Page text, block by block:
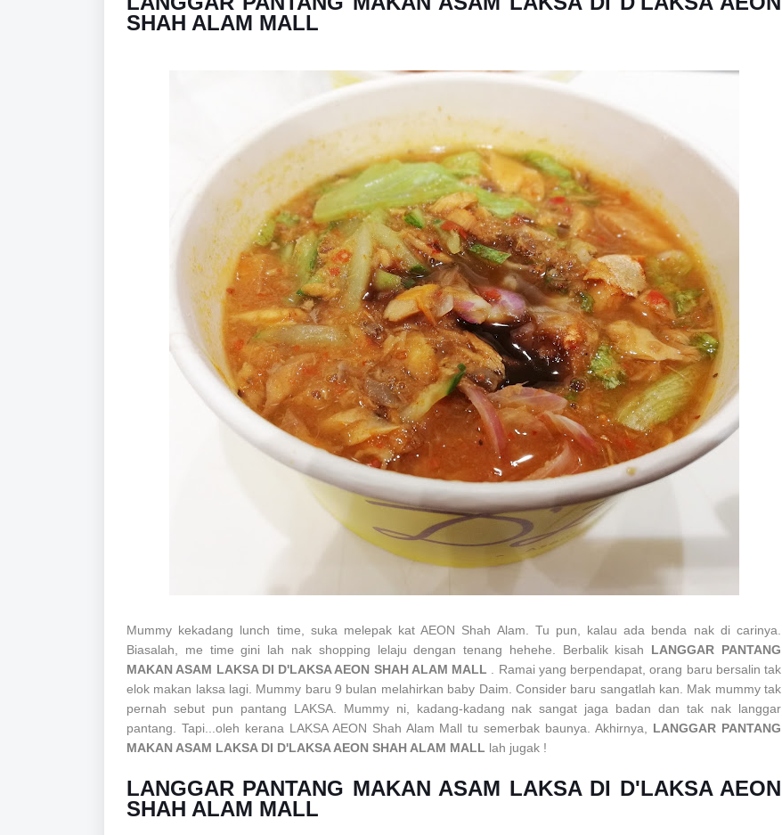
SHAH ALAM MALL
Mummy kekadang lunch time, suka melepak kat AEON Shah Alam. Tu pun, kalau ada benda nak di carinya.
Biasalah, me time gini lah nak shopping lelaju dengan tenang hehehe. Berbalik kisah LANGGAR PANTANG
MAKAN ASAM LAKSA DI D'LAKSA AEON SHAH ALAM MALL . Ramai yang berpendapat, orang baru bersalin tak
elok makan laksa lagi. Mummy baru 9 bulan melahirkan baby Daim. Consider baru sangatlah kan. Mak mummy tak
pernah sebut pun pantang LAKSA. Mummy ni, kadang-kadang nak sangat jaga badan dan tak nak langgar
pantang. Tapi...oleh kerana LAKSA AEON Shah Alam Mall tu semerbak baunya. Akhirnya, LANGGAR PANTANG
MAKAN ASAM LAKSA DI D'LAKSA AEON SHAH ALAM MALL lah jugak !
LANGGAR PANTANG MAKAN ASAM LAKSA DI D'LAKSA AEON
SHAH ALAM MALL